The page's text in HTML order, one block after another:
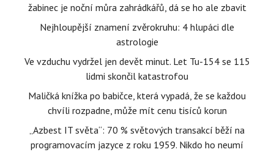
žabinec je noční můra zahrádkářů, dá se ho ale zbavit
Nejhloupější znamení zvěrokruhu: 4 hlupáci dle
astrologie
Ve vzduchu vydržel jen devět minut. Let Tu-154 se 115
lidmi skončil katastrofou
Maličká knížka po babičce, která vypadá, že se každou
chvíli rozpadne, může mít cenu tisíců korun
„Azbest IT světa“: 70 % světových transakcí běží na
programovacím jazyce z roku 1959. Nikdo ho neumí